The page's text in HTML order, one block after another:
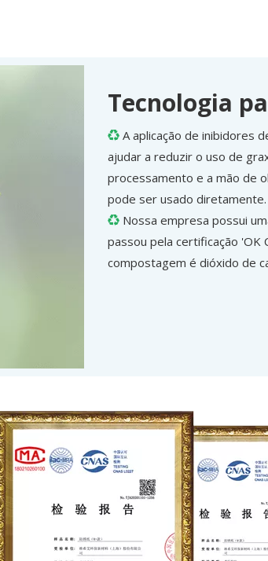
Tecnologia
 A aplicação de inibidores
ajudar a reduzir o uso de
processamento e a mão de
pode ser usado diretamente.
 Nossa empresa possui
passou pela certificação 'OK
compostagem é dióxido de